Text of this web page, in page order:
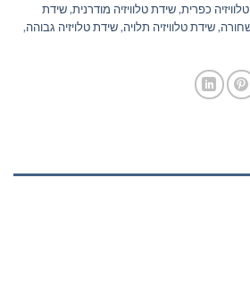
כפרית,שידת טלוויזיה מודרנית,שידת
,שידת טלוויזיה תלויה,שידת טלויזיה גבוהה,